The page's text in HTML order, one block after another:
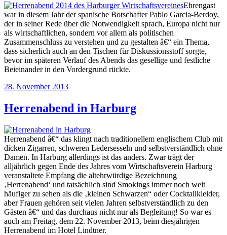
Ehrengast
war in diesem Jahr der spanische Botschafter Pablo Garcia-Berdoy,
der in seiner Rede über die Notwendigkeit sprach, Europa nicht nur
als wirtschaftlichen, sondern vor allem als politischen
Zusammenschluss zu verstehen und zu gestalten â€“ ein Thema,
dass sicherlich auch an den Tischen für Diskussionsstoff sorgte,
bevor im späteren Verlauf des Abends das gesellige und festliche
Beieinander in den Vordergrund rückte.
Veröffentlicht
28. November 2013
Herrenabend in Harburg
Herrenabend â€“ das klingt nach traditionellem englischem Club mit
dicken Zigarren, schweren Ledersesseln und selbstverständlich ohne
Damen. In Harburg allerdings ist das anders. Zwar trägt der
alljährlich gegen Ende des Jahres vom Wirtschaftsverein Harburg
veranstaltete Empfang die altehrwürdige Bezeichnung
‚Herrenabend‘ und tatsächlich sind Smokings immer noch weit
häufiger zu sehen als die ‚kleinen Schwarzen“ oder Cocktailkleider,
aber Frauen gehören seit vielen Jahren selbstverständlich zu den
Gästen â€“ und das durchaus nicht nur als Begleitung! So war es
auch am Freitag, dem 22. November 2013, beim diesjährigen
Herrenabend im Hotel Lindtner.